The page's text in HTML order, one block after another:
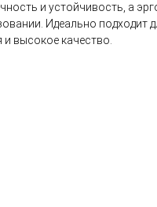
и устойчивость, а
Идеально подходит
и высокое качество.